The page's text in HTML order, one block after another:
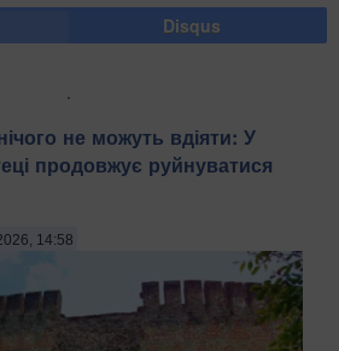
Disqus
не можуть вдіяти: У
продовжує руйнуватися
14:58